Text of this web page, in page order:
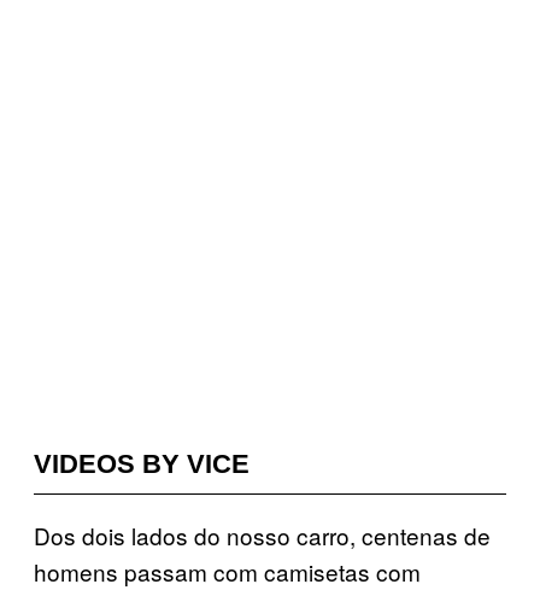
VIDEOS BY VICE
Dos dois lados do nosso carro, centenas de
homens passam com camisetas com